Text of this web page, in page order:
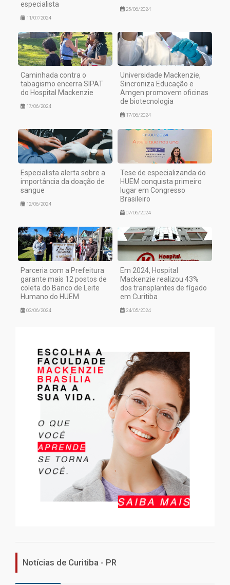
especialista
11/07/2024
25/06/2024
Caminhada contra o
tabagismo encerra SIPAT
do Hospital Mackenzie
17/06/2024
Universidade Mackenzie,
Sincroniza Educação e
Amgen promovem oficinas
de biotecnologia
17/06/2024
Especialista alerta sobre a
importância da doação de
sangue
12/06/2024
Tese de especializanda do
HUEM conquista primeiro
lugar em Congresso
Brasileiro
07/06/2024
Parceria com a Prefeitura
garante mais 12 postos de
coleta do Banco de Leite
Humano do HUEM
03/06/2024
Em 2024, Hospital
Mackenzie realizou 43%
dos transplantes de fígado
em Curitiba
24/05/2024
Notícias de Curitiba - PR